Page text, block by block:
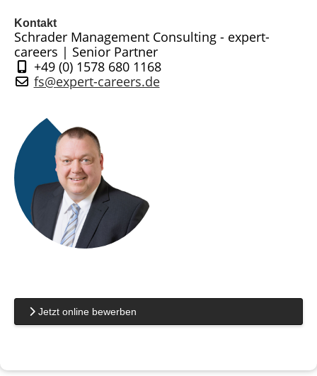
Kontakt
Schrader Management Consulting - expert-
careers | Senior Partner
+49 (0) 1578 680 1168
fs@expert-careers.de
Jetzt online bewerben